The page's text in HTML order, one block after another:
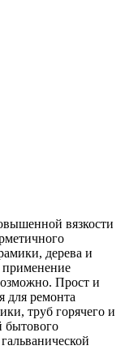
вязкости
дерева и
применение
Прост и
для ремонта
труб горячего и
бытового